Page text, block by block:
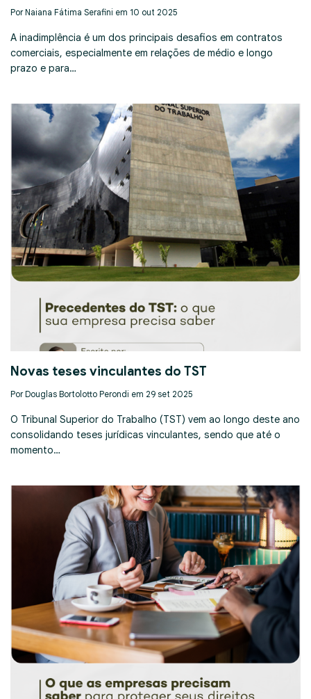
Por Naiana Fátima Serafini em 10 out 2025
A inadimplência é um dos principais desafios em contratos
comerciais, especialmente em relações de médio e longo
prazo e para…
Novas teses vinculantes do TST
Por Douglas Bortolotto Perondi em 29 set 2025
O Tribunal Superior do Trabalho (TST) vem ao longo deste ano
consolidando teses jurídicas vinculantes, sendo que até o
momento…